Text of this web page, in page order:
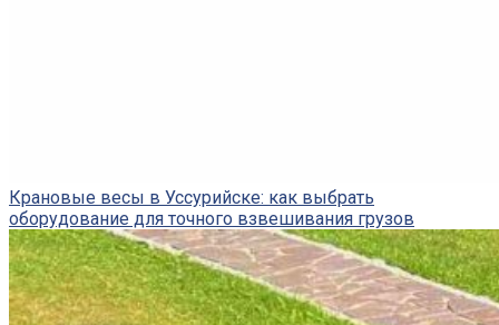
Крановые весы в Уссурийске: как выбрать
оборудование для точного взвешивания грузов